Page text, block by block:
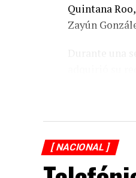
Quintana
Zayún
con una
patrimonio
adquiridas
[ NACIONAL ]